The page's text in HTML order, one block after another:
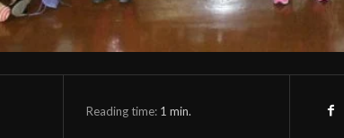
Reading time: 1 min.